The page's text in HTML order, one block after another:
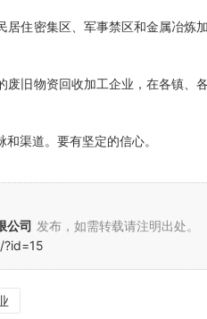
居住密集区、军事禁区和金属冶炼
废旧物资回收加工企业，在各镇、
渠道。要有坚定的信心。
公司 发布，如需转载请注明出处。